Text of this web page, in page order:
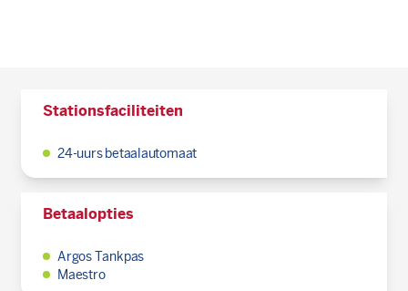
Stationsfaciliteiten
24-uurs betaalautomaat
Betaalopties
Argos Tankpas
Maestro